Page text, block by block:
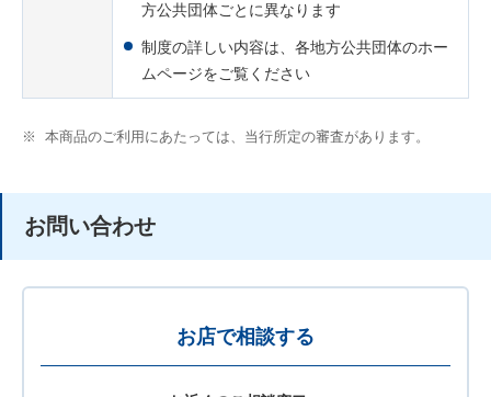
方公共団体ごとに異なります
制度の詳しい内容は、各地方公共団体のホー
ムページをご覧ください
※ 本商品のご利用にあたっては、当行所定の審査があります。
お問い合わせ
お店で相談する